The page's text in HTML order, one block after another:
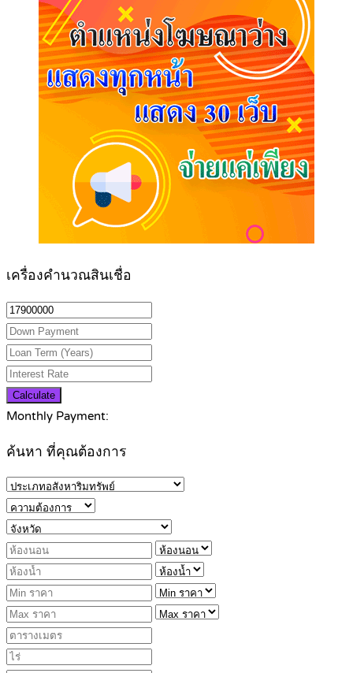
เครื่องคำนวณสินเชื่อ
Calculate
Monthly Payment:
ค้นหา ที่คุณต้องการ